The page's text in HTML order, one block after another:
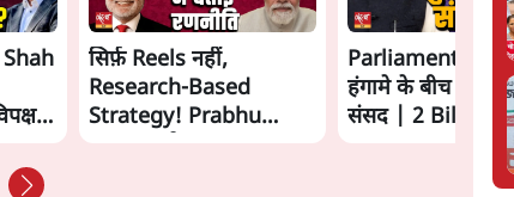
से
सिर्फ़ Reels नहीं,
Research-Based
Strategy! Prabhu
Parliament
हंगामे के बीच फिर
संसद | 2 Bills